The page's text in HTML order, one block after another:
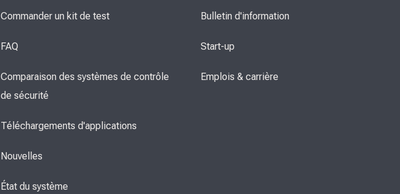
Commander un kit de test
FAQ
Comparaison des systèmes de contrôle
de sécurité
Téléchargements d'applications
Nouvelles
État du système
Bulletin d'information
Start-up
Emplois & carrière